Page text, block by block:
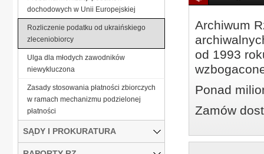
Archiwum
od 1993
Ponad
Zamów
dochodowych w Unii Europejskiej
Rozliczenie podatku od ukraińskiego
zleceniobiorcy
Ulga dla młodych zawodników
niewykluczona
Zasady stosowania płatności zbiorczych
w ramach mechanizmu podzielonej
płatności
SĄDY I PROKURATURA